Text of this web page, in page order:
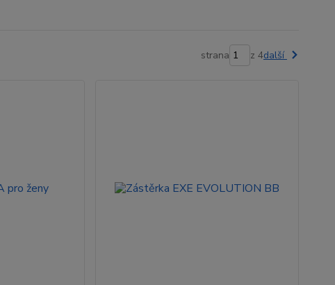
strana z 4další